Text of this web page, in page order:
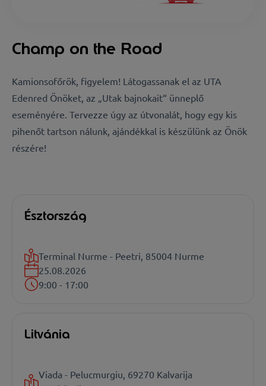
Champ on the Road
Kamionsofőrök, figyelem! Látogassanak el az UTA
Edenred Önöket, az „Utak bajnokait“ ünneplő
eseményére. Tervezze úgy az útvonalát, hogy egy kis
pihenőt tartson nálunk, ajándékkal is készülünk az Önök
részére!
Észtország
Terminal Nurme - Peetri, 85004 Nurme
25.08.2026
9:00 - 17:00
Litvánia
Viada - Pelucmurgiu, 69270 Kalvarija